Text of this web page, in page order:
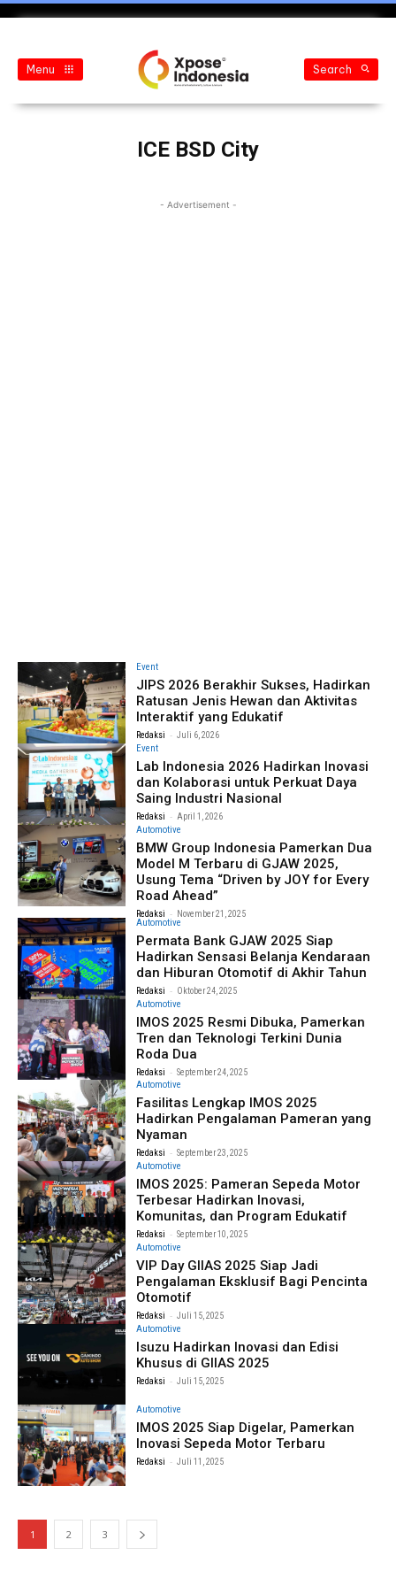
Menu Search
ICE BSD City
- Advertisement -
Event
JIPS 2026 Berakhir Sukses, Hadirkan
Ratusan Jenis Hewan dan Aktivitas
Interaktif yang Edukatif
Redaksi - Juli 6, 2026
Event
Lab Indonesia 2026 Hadirkan Inovasi
dan Kolaborasi untuk Perkuat Daya
Saing Industri Nasional
Redaksi - April 1, 2026
Automotive
BMW Group Indonesia Pamerkan Dua
Model M Terbaru di GJAW 2025,
Usung Tema “Driven by JOY for Every
Road Ahead”
Redaksi - November 21, 2025
Automotive
Permata Bank GJAW 2025 Siap
Hadirkan Sensasi Belanja Kendaraan
dan Hiburan Otomotif di Akhir Tahun
Redaksi - Oktober 24, 2025
Automotive
IMOS 2025 Resmi Dibuka, Pamerkan
Tren dan Teknologi Terkini Dunia
Roda Dua
Redaksi - September 24, 2025
Automotive
Fasilitas Lengkap IMOS 2025
Hadirkan Pengalaman Pameran yang
Nyaman
Redaksi - September 23, 2025
Automotive
IMOS 2025: Pameran Sepeda Motor
Terbesar Hadirkan Inovasi,
Komunitas, dan Program Edukatif
Redaksi - September 10, 2025
Automotive
VIP Day GIIAS 2025 Siap Jadi
Pengalaman Eksklusif Bagi Pencinta
Otomotif
Redaksi - Juli 15, 2025
Automotive
Isuzu Hadirkan Inovasi dan Edisi
Khusus di GIIAS 2025
Redaksi - Juli 15, 2025
Automotive
IMOS 2025 Siap Digelar, Pamerkan
Inovasi Sepeda Motor Terbaru
Redaksi - Juli 11, 2025
1 2 3